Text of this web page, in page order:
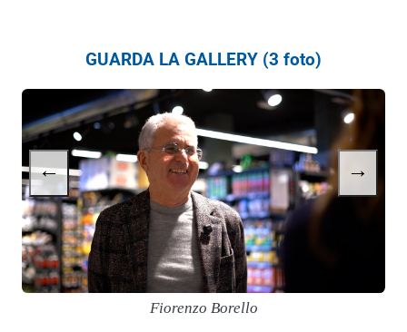
GUARDA LA GALLERY (3 foto)
Fiorenzo Borello
← →